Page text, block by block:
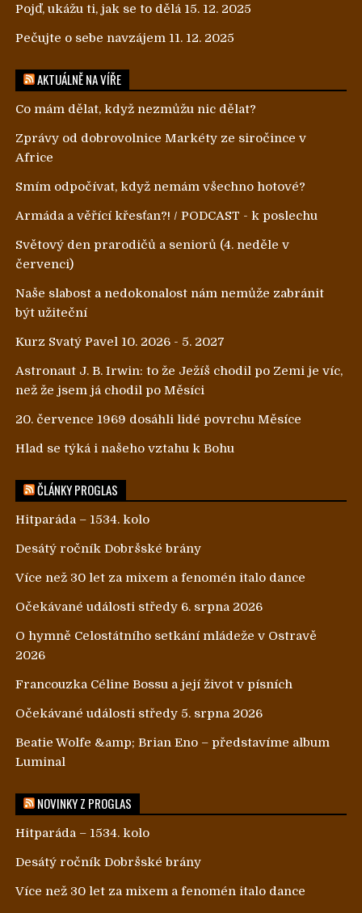
Pojď, ukážu ti, jak se to dělá 15. 12. 2025
Pečujte o sebe navzájem 11. 12. 2025
AKTUÁLNĚ NA VÍŘE
Co mám dělat, když nezmůžu nic dělat?
Zprávy od dobrovolnice Markéty ze siročince v
Africe
Smím odpočívat, když nemám všechno hotové?
Armáda a věřící křesťan?! / PODCAST - k poslechu
Světový den prarodičů a seniorů (4. neděle v
červenci)
Naše slabost a nedokonalost nám nemůže zabránit
být užiteční
Kurz Svatý Pavel 10. 2026 - 5. 2027
Astronaut J. B. Irwin: to že Ježíš chodil po Zemi je víc,
než že jsem já chodil po Měsíci
20. července 1969 dosáhli lidé povrchu Měsíce
Hlad se týká i našeho vztahu k Bohu
ČLÁNKY PROGLAS
Hitparáda – 1534. kolo
Desátý ročník Dobršské brány
Více než 30 let za mixem a fenomén italo dance
Očekávané události středy 6. srpna 2026
O hymně Celostátního setkání mládeže v Ostravě
2026
Francouzka Céline Bossu a její život v písních
Očekávané události středy 5. srpna 2026
Beatie Wolfe &amp; Brian Eno – představíme album
Luminal
NOVINKY Z PROGLAS
Hitparáda – 1534. kolo
Desátý ročník Dobršské brány
Více než 30 let za mixem a fenomén italo dance